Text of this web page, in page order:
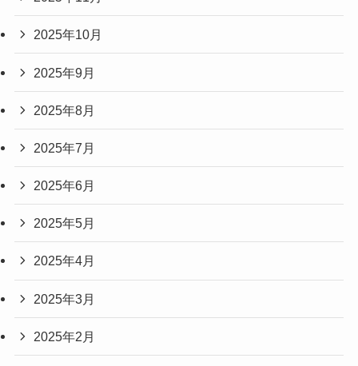
2025年10月
2025年9月
2025年8月
2025年7月
2025年6月
2025年5月
2025年4月
2025年3月
2025年2月